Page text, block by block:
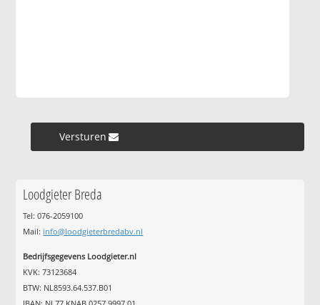
Versturen »
Loodgieter Breda
Tel: 076-2059100
Mail: info@loodgieterbredabv.nl
Bedrijfsgegevens Loodgieter.nl
KVK: 73123684
BTW: NL8593.64.537.B01